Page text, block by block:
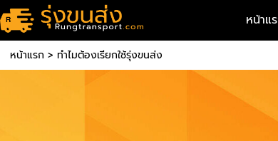
หน้าแ
หน้าแรก > ทำไมต้องเรียกใช้รุ่งขนส่ง